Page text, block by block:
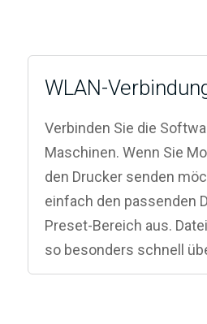
WLAN-
Verbinden Sie die
Maschinen. Wenn Sie
den Drucker senden
einfach den passenden
Preset-Bereich aus.
so besonders schnell